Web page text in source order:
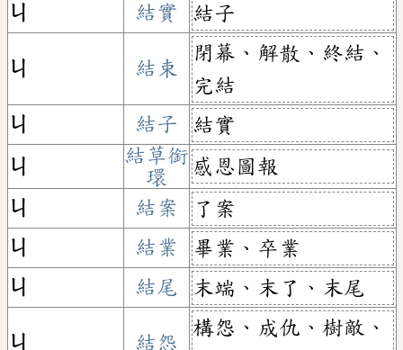
ㄐ
結實 結子
ㄐ 結束
閉幕、解散、終結、
完結
ㄐ
結子
結實
ㄐ
結草銜
環
感恩圖報
ㄐ
結案
了案
ㄐ
結業
畢業、卒業
ㄐ
結尾 末端、末了、末尾
ㄐ 結怨
構怨、成仇、樹敵、